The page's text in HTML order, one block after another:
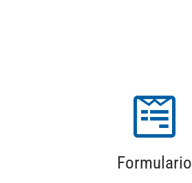
Formulario